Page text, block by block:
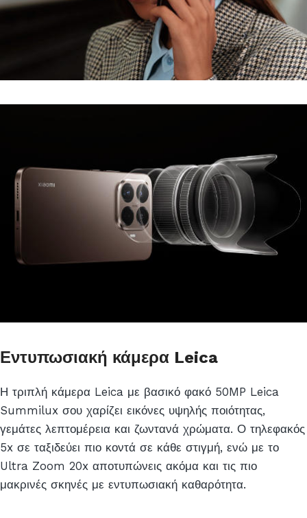
Εντυπωσιακή κάμερα Leica
Η τριπλή κάμερα Leica με βασικό φακό 50MP Leica
Summilux σου χαρίζει εικόνες υψηλής ποιότητας,
γεμάτες λεπτομέρεια και ζωντανά χρώματα. Ο τηλεφακός
5x σε ταξιδεύει πιο κοντά σε κάθε στιγμή, ενώ με το
Ultra Zoom 20x αποτυπώνεις ακόμα και τις πιο
μακρινές σκηνές με εντυπωσιακή καθαρότητα.